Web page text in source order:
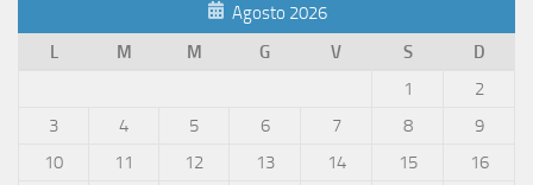
Agosto 2026
L
M M G V S
D
1
2
3
4 5 6 7 8
9
10
11 12 13 14 15
16